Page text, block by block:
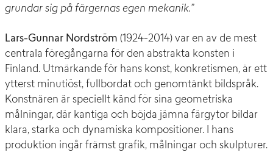
grundar sig på färgernas egen mekanik.”
Lars-Gunnar Nordström (1924-2014) var en av de mest
centrala föregångarna för den abstrakta konsten i
Finland. Utmärkande för hans konst, konkretismen, är ett
ytterst minutiöst, fullbordat och genomtänkt bildspråk.
Konstnären är speciellt känd för sina geometriska
målningar, där kantiga och böjda jämna färgytor bildar
klara, starka och dynamiska kompositioner. I hans
produktion ingår främst grafik, målningar och skulpturer.